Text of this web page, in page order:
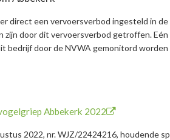
direct een vervoersverbod ingesteld in
zijn door dit vervoersverbod getroffen.
bedrijf door de NVWA gemonitord
Abbekerk 2022
2022, nr. WJZ/22424216, houdende